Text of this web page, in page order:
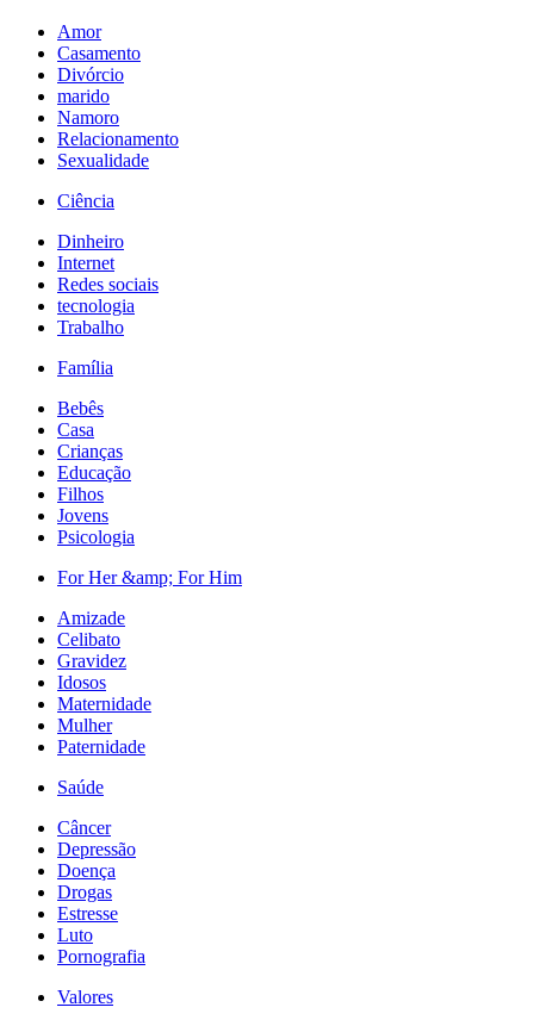
Amor
Casamento
Divórcio
marido
Namoro
Relacionamento
Sexualidade
Ciência
Dinheiro
Internet
Redes sociais
tecnologia
Trabalho
Família
Bebês
Casa
Crianças
Educação
Filhos
Jovens
Psicologia
For Her &amp; For Him
Amizade
Celibato
Gravidez
Idosos
Maternidade
Mulher
Paternidade
Saúde
Câncer
Depressão
Doença
Drogas
Estresse
Luto
Pornografia
Valores